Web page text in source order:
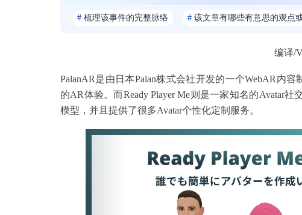
# 梳理该事件的完整脉络 # 该文章有哪些有意思的观点
编译/
PalanAR是由日本Palan株式会社开发的一个WebAR内
的AR体验。而Ready Player Me则是一家知名的Avatar
模型，并且提供了很多Avatar个性化定制服务。